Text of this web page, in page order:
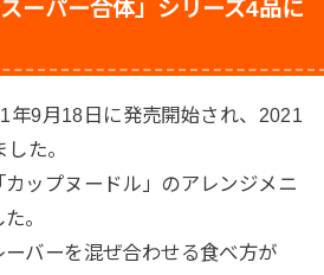
ーパー合体」シリーズ4品に
年9月18日に発売開始され、2021
た。
ップヌードル」のアレンジメニ
。
バーを混ぜ合わせる食べ方が